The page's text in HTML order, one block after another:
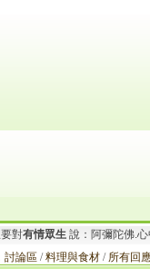
對有情眾生 說：阿彌陀佛.
有情眾生說：阿彌陀佛.心寬
討論區/料理與食材/所有回